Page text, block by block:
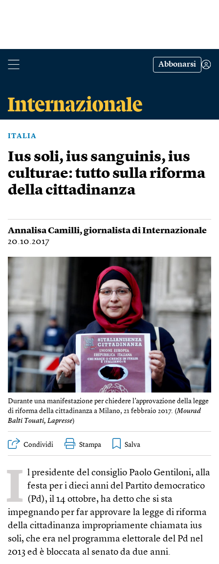
Abbonarsi
ITALIA
Ius soli, ius sanguinis, ius
culturae: tutto sulla riforma
della cittadinanza
Annalisa Camilli, giornalista di Internazionale
20.10.2017
Durante una manifestazione per chiedere l’approvazione della legge
di riforma della cittadinanza a Milano, 21 febbraio 2017. (Mourad
Balti Touati, Lapresse)
Condividi Stampa
I l presidente del consiglio Paolo Gentiloni, alla
festa per i dieci anni del Partito democratico
(Pd), il 14 ottobre, ha detto che si sta
impegnando per far approvare la legge di riforma
della cittadinanza impropriamente chiamata ius
soli, che era nel programma elettorale del Pd nel
2013 ed è bloccata al senato da due anni.